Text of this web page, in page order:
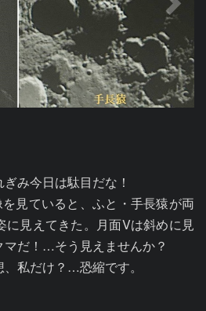
み今日は駄目だな！
見ていると、ふと・手長猿が両
に見えてきた。月面Vは斜めに見
だ！…そう見えませんか？
私だけ？…恐縮です。